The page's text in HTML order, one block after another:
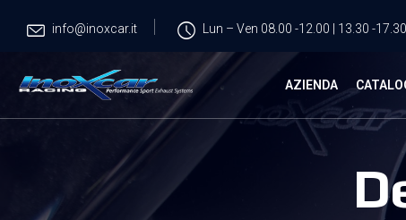
info@inoxcar.it Lun – Ven 08.00 -12.00 | 13.30 -17.30
AZIENDA